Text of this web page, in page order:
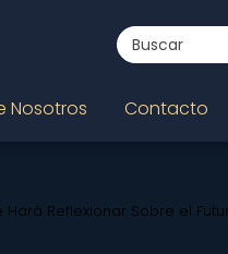
Nosotros Contacto
Reflexionar Sobre el